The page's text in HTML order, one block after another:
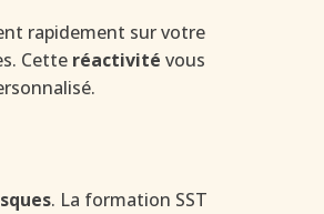
rapidement sur votre
Cette réactivité vous
. La formation SST